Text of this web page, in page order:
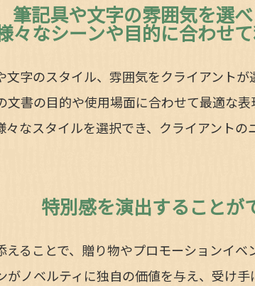
筆記具や文字の雰囲気を選べ
々なシーンや目的に合わせ
文字のスタイル、雰囲気をクライアント
文書の目的や使用場面に合わせて最適な
なスタイルを選択でき、クライアントの
特別感を演出することが
えることで、贈り物やプロモーションイ
ノベルティに独自の価値を与え、受け